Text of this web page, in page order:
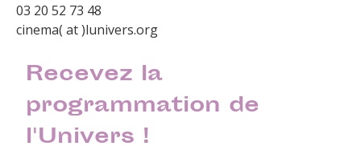
03 20 52 73 48
cinema( at )lunivers.org
Recevez la
programmation de
l'Univers !